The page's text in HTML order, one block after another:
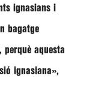
ignasians i
bagatge
aquesta
ignasiana»,